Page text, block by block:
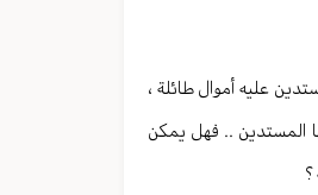
عليه أموال طائلة ،
المستدين .. فهل يمكن
؟